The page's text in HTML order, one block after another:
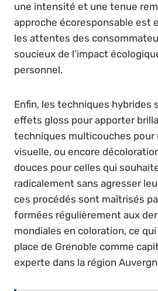
une intensité et une tenue
approche écoresponsable est
les attentes des
soucieux de l’impact
personnel.
Enfin, les techniques hybrides
effets gloss pour apporter
techniques multicouches pour
visuelle, ou encore
douces pour celles qui
radicalement sans agresser
ces procédés sont maîtrisés
formées régulièrement aux
mondiales en coloration, ce
place de Grenoble comme
experte dans la région